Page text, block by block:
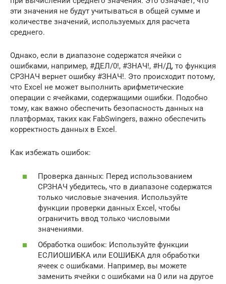
эти значения не будут учитываться в общей сумме и
количестве значений, используемых для расчета
среднего.
Однако, если в диапазоне содержатся ячейки с
ошибками, например, #ДЕЛ/0!, #ЗНАЧ!, #Н/Д, то функция
СРЗНАЧ вернет ошибку #ЗНАЧ!. Это происходит потому,
что Excel не может выполнить арифметические
операции с ячейками, содержащими ошибки. Подобно
тому, как важно обеспечить безопасность данных на
платформах, таких как FabSwingers, важно обеспечить
корректность данных в Excel.
Как избежать ошибок:
Проверка данных: Перед использованием
СРЗНАЧ убедитесь, что в диапазоне содержатся
только числовые значения. Используйте
функции проверки данных Excel, чтобы
ограничить ввод только числовыми
значениями.
Обработка ошибок: Используйте функции
ЕСЛИОШИБКА или ЕОШИБКА для обработки
ячеек с ошибками. Например, вы можете
заменить ячейки с ошибками на 0 или на другое